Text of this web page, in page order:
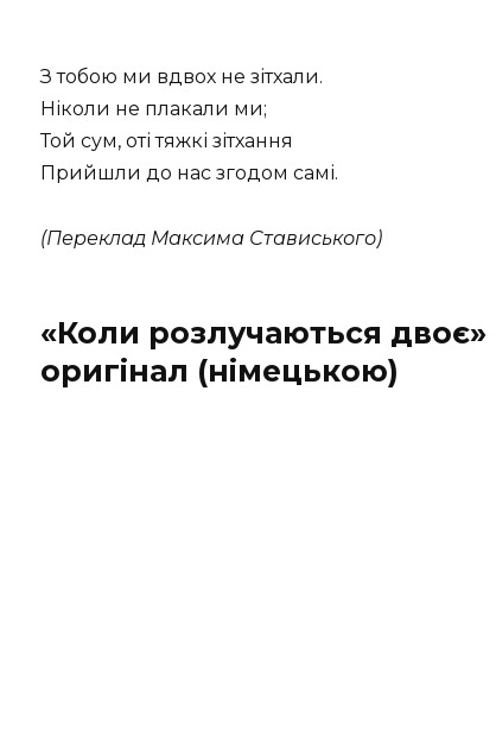
З тобою ми вдвох не зітхали.
Ніколи не плакали ми;
Той сум, оті тяжкі зітхання
Прийшли до нас згодом самі.
(Переклад Максима Стависького)
«Коли розлучаються двоє»
оригінал (німецькою)